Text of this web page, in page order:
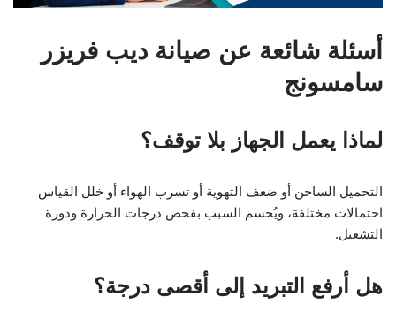
أسئلة شائعة عن صيانة ديب فريزر
سامسونج
لماذا يعمل الجهاز بلا توقف؟
التحميل الساخن أو ضعف التهوية أو تسرب الهواء أو خلل القياس
احتمالات مختلفة، ويُحسم السبب بفحص درجات الحرارة ودورة
التشغيل.
هل أرفع التبريد إلى أقصى درجة؟